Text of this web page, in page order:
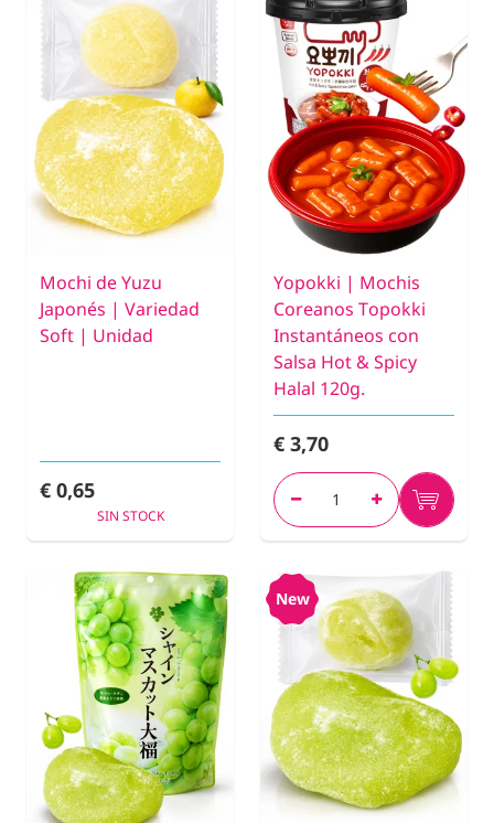
Mochi de Yuzu
Japonés | Variedad
Soft | Unidad
€ 0,65
SIN STOCK
Yopokki | Mochis
Coreanos Topokki
Instantáneos con
Salsa Hot & Spicy
Halal 120g.
€ 3,70
New